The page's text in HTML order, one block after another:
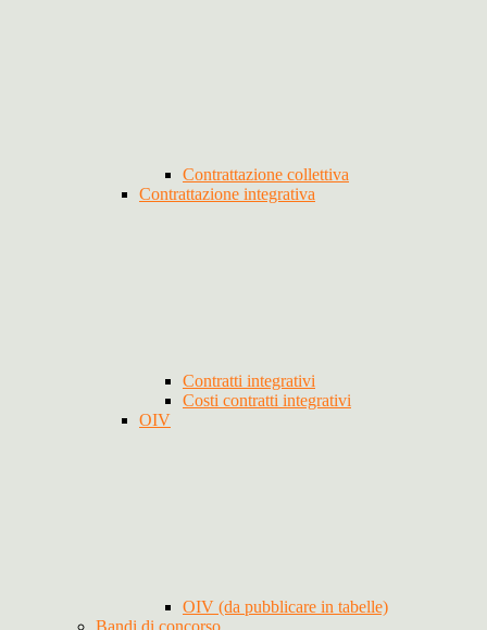
Contrattazione collettiva
Contrattazione integrativa
Contratti integrativi
Costi contratti integrativi
OIV
OIV (da pubblicare in tabelle)